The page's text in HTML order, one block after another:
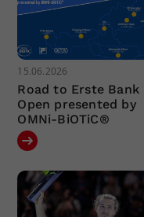
15.06.2026
Road to Erste Bank
Open presented by
OMNi-BiOTiC®